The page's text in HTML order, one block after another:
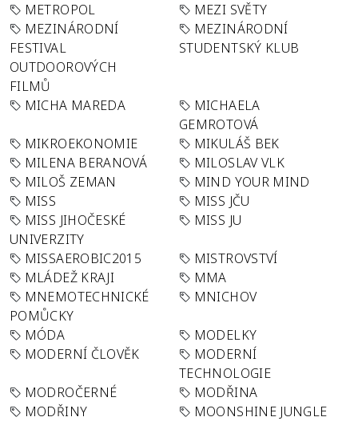
METROPOL
MEZI SVĚTY
MEZINÁRODNÍ
FESTIVAL
OUTDOOROVÝCH
FILMŮ
MEZINÁRODNÍ
STUDENTSKÝ KLUB
MICHA MAREDA
MICHAELA
GEMROTOVÁ
MIKROEKONOMIE
MIKULÁŠ BEK
MILENA BERANOVÁ
MILOSLAV VLK
MILOŠ ZEMAN
MIND YOUR MIND
MISS
MISS JČU
MISS JIHOČESKÉ
UNIVERZITY
MISS JU
MISSAEROBIC2015
MISTROVSTVÍ
MLÁDEŽ KRAJI
MMA
MNEMOTECHNICKÉ
POMŮCKY
MNICHOV
MÓDA
MODELKY
MODERNÍ ČLOVĚK
MODERNÍ
TECHNOLOGIE
MODROČERNÉ
MODŘINA
MODŘINY
MOONSHINE JUNGLE